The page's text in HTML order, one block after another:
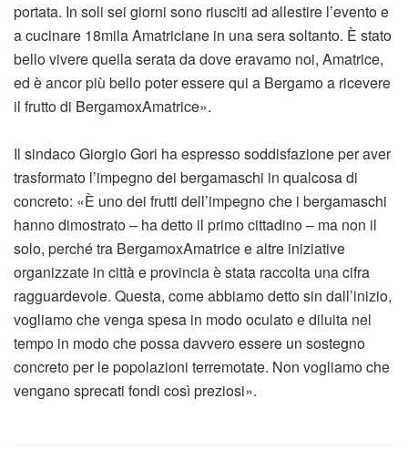
portata. In soli sei giorni sono riusciti ad allestire l’evento e
a cucinare 18mila Amatriciane in una sera soltanto. È stato
bello vivere quella serata da dove eravamo noi, Amatrice,
ed è ancor più bello poter essere qui a Bergamo a ricevere
il frutto di BergamoxAmatrice».
Il sindaco Giorgio Gori ha espresso soddisfazione per aver
trasformato l’impegno dei bergamaschi in qualcosa di
concreto: «È uno dei frutti dell’impegno che i bergamaschi
hanno dimostrato – ha detto il primo cittadino – ma non il
solo, perché tra BergamoxAmatrice e altre iniziative
organizzate in città e provincia è stata raccolta una cifra
ragguardevole. Questa, come abbiamo detto sin dall’inizio,
vogliamo che venga spesa in modo oculato e diluita nel
tempo in modo che possa davvero essere un sostegno
concreto per le popolazioni terremotate. Non vogliamo che
vengano sprecati fondi così preziosi».